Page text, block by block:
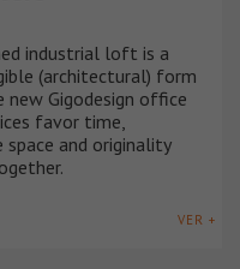
industrial loft is a
(architectural) form
Gigodesign office
favor time,
and originality
VER +